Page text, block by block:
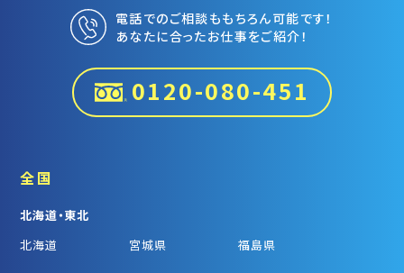
電話でのご相談ももちろん可能です！
あなたに合ったお仕事をご紹介！
0120-080-451
全国
北海道・東北
北海道
宮城県 福島県